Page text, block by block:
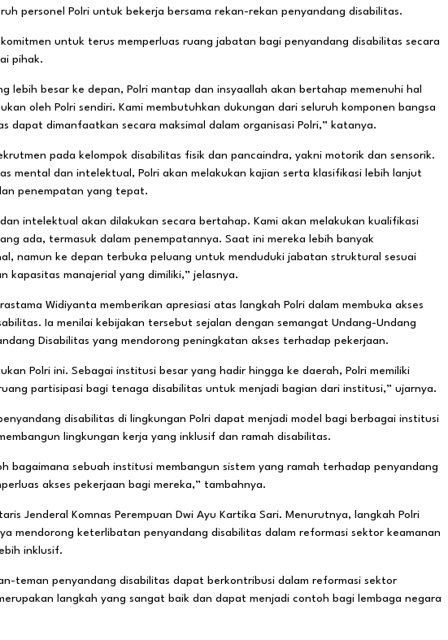
personel Polri untuk bekerja bersama rekan-rekan penyandang disabilitas.
komitmen untuk terus memperluas ruang jabatan bagi penyandang disabilitas secara
pihak.
lebih besar ke depan, Polri mantap dan insyaallah akan bertahap memenuhi hal
oleh Polri sendiri. Kami membutuhkan dukungan dari seluruh komponen bangsa
dapat dimanfaatkan secara maksimal dalam organisasi Polri,” katanya.
pada kelompok disabilitas fisik dan pancaindra, yakni motorik dan sensorik.
mental dan intelektual, Polri akan melakukan kajian serta klasifikasi lebih lanjut
penempatan yang tepat.
intelektual akan dilakukan secara bertahap. Kami akan melakukan kualifikasi
ada, termasuk dalam penempatannya. Saat ini mereka lebih banyak
namun ke depan terbuka peluang untuk menduduki jabatan struktural sesuai
kapasitas manajerial yang dimiliki,” jelasnya.
Widiyanta memberikan apresiasi atas langkah Polri dalam membuka akses
Ia menilai kebijakan tersebut sejalan dengan semangat Undang-Undang
Disabilitas yang mendorong peningkatan akses terhadap pekerjaan.
Polri ini. Sebagai institusi besar yang hadir hingga ke daerah, Polri memiliki
partisipasi bagi tenaga disabilitas untuk menjadi bagian dari institusi,” ujarnya.
disabilitas di lingkungan Polri dapat menjadi model bagi berbagai institusi
lingkungan kerja yang inklusif dan ramah disabilitas.
bagaimana sebuah institusi membangun sistem yang ramah terhadap penyandang
akses pekerjaan bagi mereka,” tambahnya.
Jenderal Komnas Perempuan Dwi Ayu Kartika Sari. Menurutnya, langkah Polri
mendorong keterlibatan penyandang disabilitas dalam reformasi sektor keamanan
inklusif.
teman penyandang disabilitas dapat berkontribusi dalam reformasi sektor
langkah yang sangat baik dan dapat menjadi contoh bagi lembaga negara